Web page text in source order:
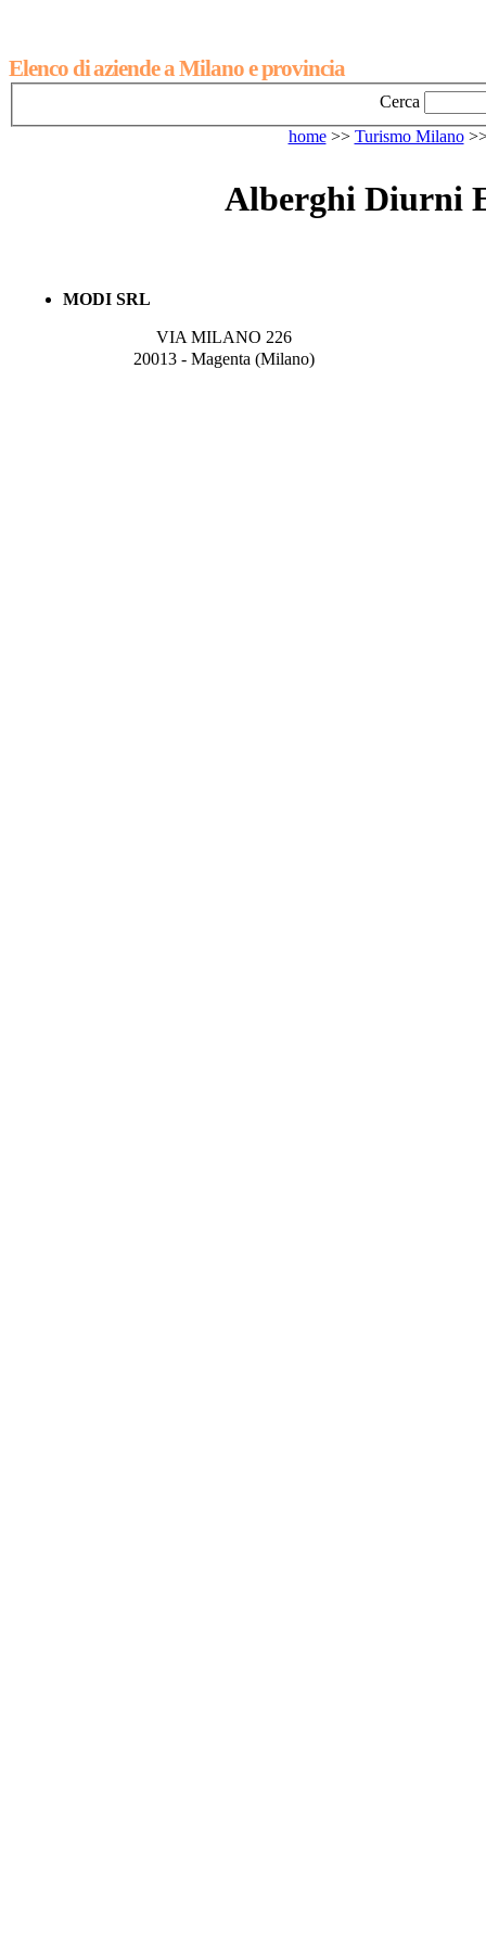
Elenco di aziende a Milano e provincia
Cerca
home>> Turismo Milano
Alberghi Diurni
MODI SRL
VIA MILANO 226
20013 - Magenta (Milano)